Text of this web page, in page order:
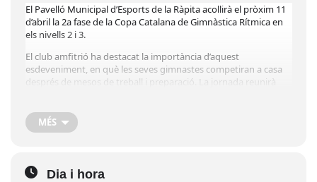
El Pavelló Municipal d’Esports de la Ràpita acollirà el pròxim 11
d’abril la 2a fase de la Copa Catalana de Gimnàstica Rítmica en
els nivells 2 i 3.
El club amfitrió ha destacat la importància d’aquest
esdeveniment, en què les seves gimnastes competiran a casa
després de mesos de treball i preparació. La jornada reunirà
A més, l’organització oferirà servei de bar per a tots els
MÉS
Dia i hora